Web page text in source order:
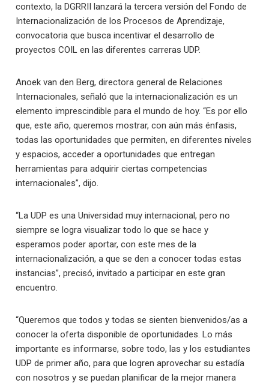
contexto, la DGRRII lanzará la tercera versión del Fondo de
Internacionalización de los Procesos de Aprendizaje,
convocatoria que busca incentivar el desarrollo de
proyectos COIL en las diferentes carreras UDP.
Anoek van den Berg, directora general de Relaciones
Internacionales, señaló que la internacionalización es un
elemento imprescindible para el mundo de hoy. “Es por ello
que, este año, queremos mostrar, con aún más énfasis,
todas las oportunidades que permiten, en diferentes niveles
y espacios, acceder a oportunidades que entregan
herramientas para adquirir ciertas competencias
internacionales”, dijo.
“La UDP es una Universidad muy internacional, pero no
siempre se logra visualizar todo lo que se hace y
esperamos poder aportar, con este mes de la
internacionalización, a que se den a conocer todas estas
instancias”, precisó, invitado a participar en este gran
encuentro.
“Queremos que todos y todas se sienten bienvenidos/as a
conocer la oferta disponible de oportunidades. Lo más
importante es informarse, sobre todo, las y los estudiantes
UDP de primer año, para que logren aprovechar su estadía
con nosotros y se puedan planificar de la mejor manera